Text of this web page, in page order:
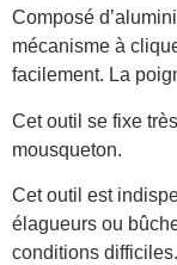
Composé
mécanisme à
facilement. La
Cet outil se fixe
mousqueton.
Cet outil est
élagueurs ou
conditions